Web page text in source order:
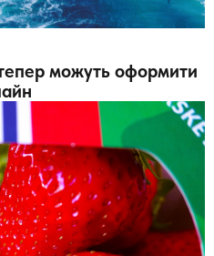
можуть оформити